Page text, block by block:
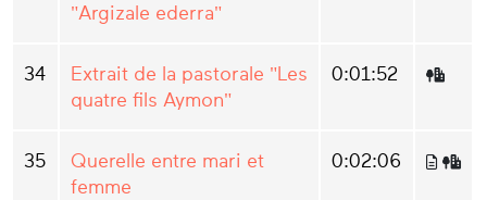
"Argizale ederra"
34
Extrait de la pastorale "Les
quatre fils Aymon"
0:01:52
35
Querelle entre mari et
femme
0:02:06